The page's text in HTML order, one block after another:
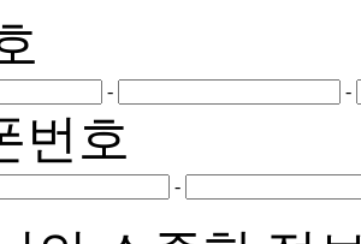
- -
번호
-